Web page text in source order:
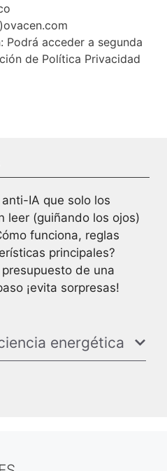
Podrá acceder a segunda
de Política Privacidad
IA que solo los
leer (guiñando los ojos)
funciona, reglas
principales?
de una
¡evita sorpresas!
energética